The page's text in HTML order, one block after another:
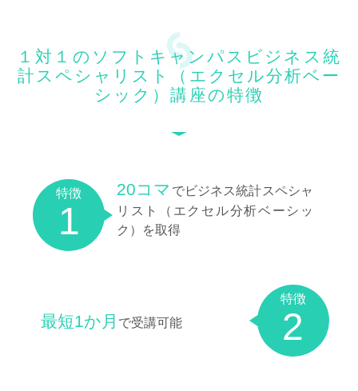
１対１のソフトキャンパスビジネス統
計スペシャリスト（エクセル分析ベー
シック）講座の特徴
特徴
1
20コマ でビジネス統計スペシャ
リスト（エクセル分析ベーシッ
ク）を取得
特徴
2
最短1か月 で受講可能